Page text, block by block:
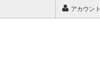
アカウント